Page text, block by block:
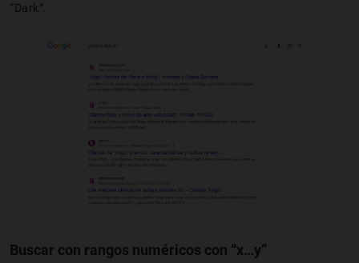
“Dark”.
Buscar con rangos numéricos con “x…y”